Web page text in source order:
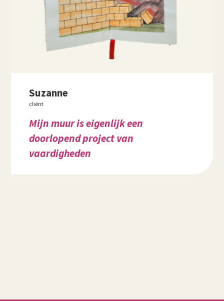
Suzanne
cliënt
Mijn muur is eigenlijk een
doorlopend project van
vaardigheden